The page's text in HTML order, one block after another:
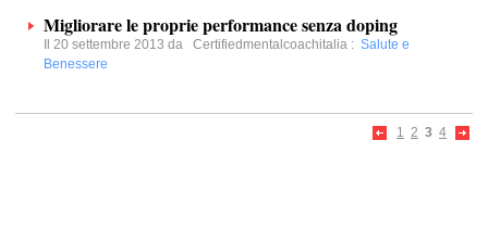
Migliorare le proprie performance senza doping
Il 20 settembre 2013 da Certifiedmentalcoachitalia : Salute e
Benessere
1 2 3 4